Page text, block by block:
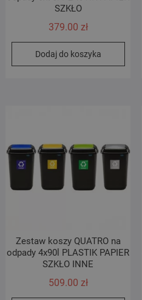
SZKŁO
379.00 zł
Dodaj do koszyka
Zestaw koszy QUATRO na
odpady 4x90l PLASTIK PAPIER
SZKŁO INNE
509.00 zł